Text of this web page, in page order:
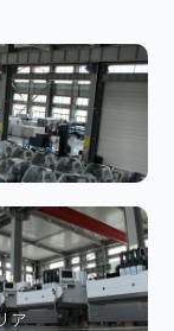
ア